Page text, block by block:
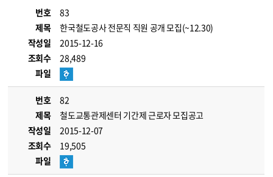
번호
83
제목
한국철도공사 전문직 직원 공개 모집(~12.30)
작성일
2015-12-16
조회수
28,489
파일
번호
82
제목
철도교통관제센터 기간제 근로자 모집공고
작성일
2015-12-07
조회수
19,505
파일